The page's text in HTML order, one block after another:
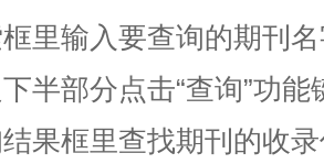
里输入要查询的期刊
半部分点击“查询”功能
果框里查找期刊的收